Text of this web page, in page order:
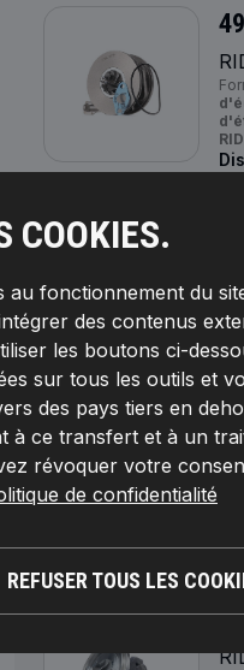
COOKIES.
au fonctionnement du
des contenus
les boutons ci-
sur tous les outils et
des pays tiers en
ce transfert et à un
révoquer votre
de confidentialité
REFUSER TOUS LES